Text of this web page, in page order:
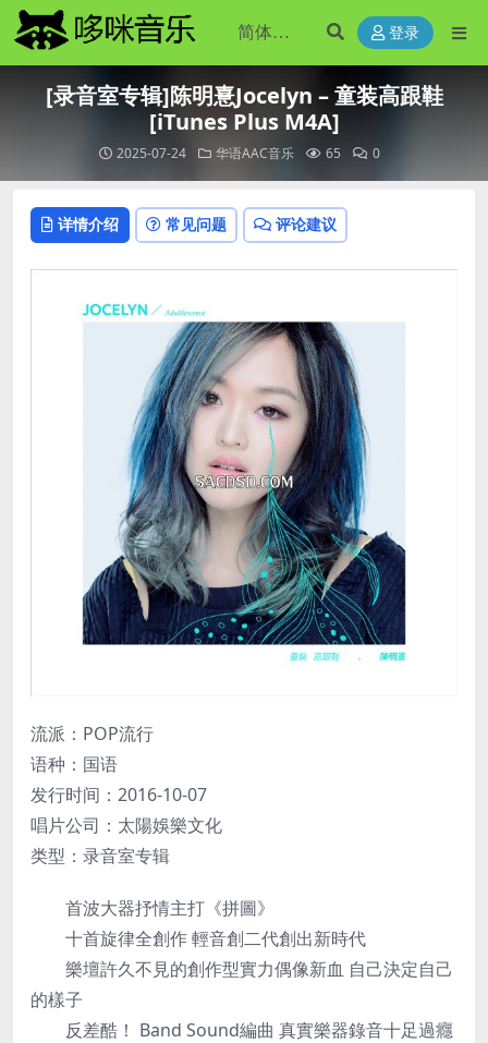
登录
[录音室专辑]陈明憙Jocelyn – 童装高跟鞋
[iTunes Plus M4A]
2025-07-24 华语AAC音乐 65 0
详情介绍 常见问题 评论建议
流派：POP流行
语种：国语
发行时间：2016-10-07
唱片公司：太陽娛樂文化
类型：录音室专辑
首波大器抒情主打《拼圖》
十首旋律全創作 輕音創二代創出新時代
樂壇許久不見的創作型實力偶像新血 自己決定自己
的樣子
反差酷！ Band Sound編曲 真實樂器錄音十足過癮